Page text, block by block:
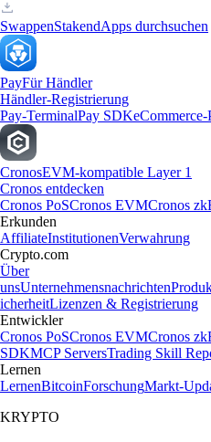
SwappenStakendApps durchsuchen
PayFür Händler
Händler-Registrierung
Pay-TerminalPay SDK
CronosEVM-kompatible Layer 1
Cronos entdecken
Cronos PoSCronos EVMCronos
Erkunden
AffiliateInstitutionenVerwahrung
Crypto.com
Über
unsUnternehmensnachrichten
icherheitLizenzen & Registrierung
Entwickler
Cronos PoSCronos EVMCronos
SDKMCP ServersTrading Skill
Lernen
LernenBitcoinForschungMarkt-
KRYPTO